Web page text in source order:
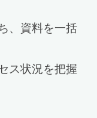
、資料を一括
ス状況を把握